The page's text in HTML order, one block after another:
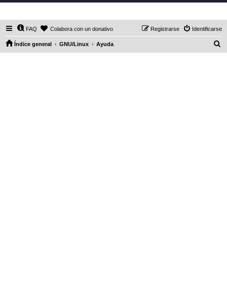
FAQ Colabora con un donativo Identificarse
Registrarse
Índice general GNU/Linux Ayuda